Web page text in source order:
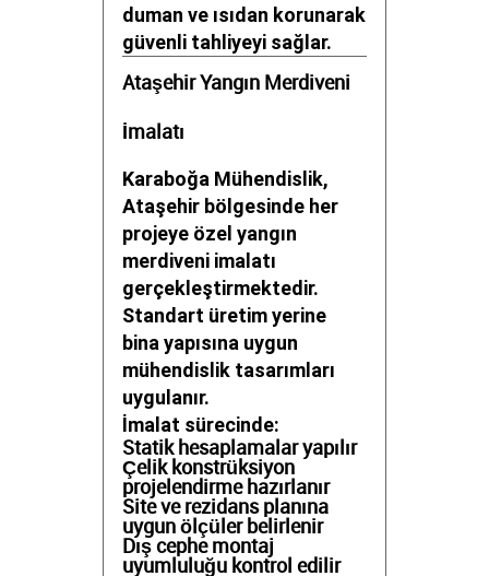
duman ve ısıdan korunarak
güvenli tahliyeyi sağlar.
Ataşehir Yangın Merdiveni
İmalatı
Karaboğa Mühendislik,
Ataşehir bölgesinde her
projeye özel yangın
merdiveni imalatı
gerçekleştirmektedir.
Standart üretim yerine
bina yapısına uygun
mühendislik tasarımları
uygulanır.
İmalat sürecinde:
Statik hesaplamalar yapılır
Çelik konstrüksiyon
projelendirme hazırlanır
Site ve rezidans planına
uygun ölçüler belirlenir
Dış cephe montaj
uyumluluğu kontrol edilir